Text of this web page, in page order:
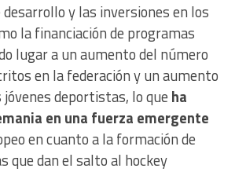
y las inversiones en los
la financiación de programas
lugar a un aumento del número
en la federación y un aumento
deportistas, lo que ha
en una fuerza emergente
en cuanto a la formación de
que dan el salto al hockey